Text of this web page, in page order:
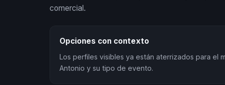
comercial.
Opciones con contexto
Los perfiles visibles ya están aterrizados para el
Antonio y su tipo de evento.